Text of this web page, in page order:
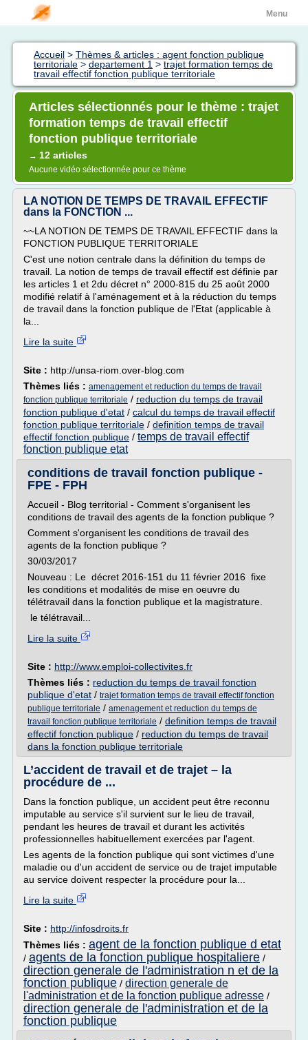
Menu
Accueil > Thèmes & articles : agent fonction publique
territoriale > departement 1 > trajet formation temps de
travail effectif fonction publique territoriale
Articles sélectionnés pour le thème : trajet
formation temps de travail effectif
fonction publique territoriale
→ 12 articles
Aucune vidéo sélectionnée pour ce thème
LA NOTION DE TEMPS DE TRAVAIL EFFECTIF
dans la FONCTION ...
~~LA NOTION DE TEMPS DE TRAVAIL EFFECTIF dans la
FONCTION PUBLIQUE TERRITORIALE
C'est une notion centrale dans la définition du temps de
travail. La notion de temps de travail effectif est définie par
les articles 1 et 2du décret n° 2000-815 du 25 août 2000
modifié relatif à l'aménagement et à la réduction du temps
de travail dans la fonction publique de l'Etat (applicable à
la...
Lire la suite
Site : http://unsa-riom.over-blog.com
Thèmes liés : amenagement et reduction du temps de travail
fonction publique territoriale / reduction du temps de travail
fonction publique d'etat / calcul du temps de travail effectif
fonction publique territoriale / definition temps de travail
effectif fonction publique / temps de travail effectif
fonction publique etat
conditions de travail fonction publique -
FPE - FPH
Accueil - Blog territorial - Comment s'organisent les
conditions de travail des agents de la fonction publique ?
Comment s'organisent les conditions de travail des
agents de la fonction publique ?
30/03/2017
Nouveau : Le décret 2016-151 du 11 février 2016 fixe
les conditions et modalités de mise en oeuvre du
télétravail dans la fonction publique et la magistrature.
le télétravail...
Lire la suite
Site : http://www.emploi-collectivites.fr
Thèmes liés : reduction du temps de travail fonction
publique d'etat / trajet formation temps de travail effectif fonction
publique territoriale / amenagement et reduction du temps de
travail fonction publique territoriale / definition temps de travail
effectif fonction publique / reduction du temps de travail
dans la fonction publique territoriale
L’accident de travail et de trajet – la
procédure de ...
Dans la fonction publique, un accident peut être reconnu
imputable au service s'il survient sur le lieu de travail,
pendant les heures de travail et durant les activités
professionnelles habituellement exercées par l'agent.
Les agents de la fonction publique qui sont victimes d'une
maladie ou d'un accident de service ou de trajet imputable
au service doivent respecter la procédure pour la...
Lire la suite
Site : http://infosdroits.fr
Thèmes liés : agent de la fonction publique d etat
/ agents de la fonction publique hospitaliere /
direction generale de l'administration n et de la
fonction publique / direction generale de
l'administration et de la fonction publique adresse /
direction generale de l'administration et de la
fonction publique